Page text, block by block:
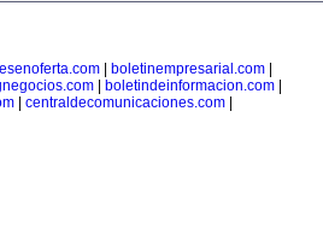
| boletinempresarial.com|
boletindeinformacion.com
centraldecomunicaciones.com